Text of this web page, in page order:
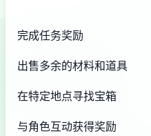
完成任务奖励
出售多余的材料和道具
在特定地点寻找宝箱
与角色互动获得奖励